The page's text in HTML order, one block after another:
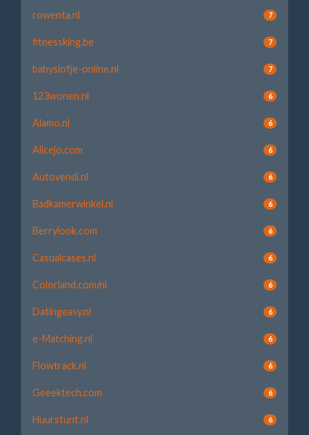
rowenta.nl 7
fitnessking.be 7
babyslofje-online.nl 7
123wonen.nl 6
Alamo.nl 6
Alicejo.com 6
Autovendi.nl 6
Badkamerwinkel.nl 6
Berrylook.com 6
Casualcases.nl 6
Colorland.com/nl 6
Datingeasy.nl 6
e-Matching.nl 6
Flowtrack.nl 6
Geeektech.com 6
Huurstunt.nl 6